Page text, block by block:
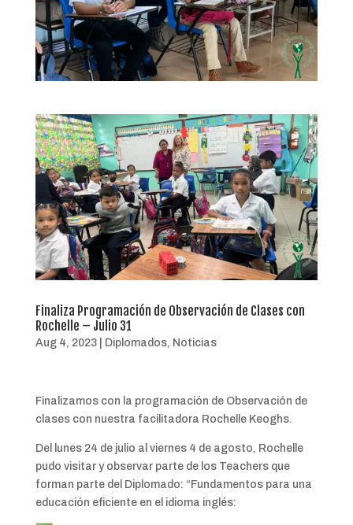
Finaliza Programación de Observación de Clases con
Rochelle – Julio 31
Aug 4, 2023| Diplomados, Noticias
Finalizamos con la programación de Observación de
clases con nuestra facilitadora Rochelle Keoghs.
Del lunes 24 de julio al viernes 4 de agosto, Rochelle
pudo visitar y observar parte de los Teachers que
forman parte del Diplomado: “Fundamentos para una
educación eficiente en el idioma inglés: